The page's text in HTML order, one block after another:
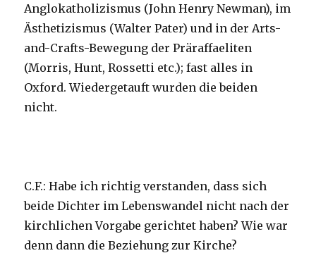
Anglokatholizismus (John Henry Newman), im
Ästhetizismus (Walter Pater) und in der Arts-
and-Crafts-Bewegung der Präraffaeliten
(Morris, Hunt, Rossetti etc.); fast alles in
Oxford. Wiedergetauft wurden die beiden
nicht.
C.F.: Habe ich richtig verstanden, dass sich
beide Dichter im Lebenswandel nicht nach der
kirchlichen Vorgabe gerichtet haben? Wie war
denn dann die Beziehung zur Kirche?